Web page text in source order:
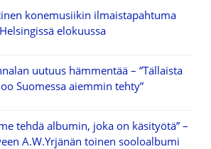
konemusiikin ilmaistapahtuma
elokuussa
uutuus hämmentää – ”Tällaista
Suomessa aiemmin tehty”
tehdä albumin, joka on käsityötä” –
A.W.Yrjänän toinen sooloalbumi